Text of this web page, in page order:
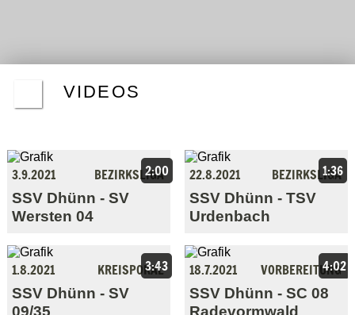
VIDEOS
2:00
3.9.2021 BEZIRKSLIGA
SSV Dhünn - SV
Wersten 04
1:36
22.8.2021 BEZIRKSLIGA
SSV Dhünn - TSV
Urdenbach
3:43
1.8.2021 KREISPOKAL
SSV Dhünn - SV
09/35
4:02
18.7.2021 VORBEREITUNG
SSV Dhünn - SC 08
Radevormwald